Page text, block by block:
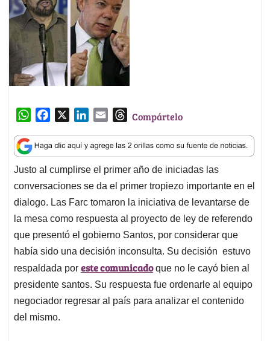
W
a
t
s
A
p
p
c
e
b
o
o
k
n
k
e
d
I
n
a
i
l
T
r
e
a
d
s
Compártelo
Justo al cumplirse el primer año de iniciadas las
conversaciones se da el primer tropiezo importante en el
dialogo. Las Farc tomaron la iniciativa de levantarse de
la mesa como respuesta al proyecto de ley de referendo
que presentó el gobierno Santos, por considerar que
había sido una decisión inconsulta. Su decisión estuvo
respaldada por este comunicadoque no le cayó bien al
presidente santos. Su respuesta fue ordenarle al equipo
negociador regresar al país para analizar el contenido
del mismo.